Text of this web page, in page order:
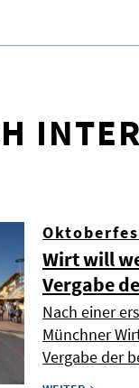
Wirt will
Vergabe
Nach einer
Münchner
Vergabe der